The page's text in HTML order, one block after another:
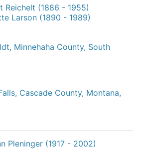
Reichelt (1886 - 1955)
Larson (1890 - 1989)
Minnehaha County, South
Cascade County, Montana,
Pleninger (1917 - 2002)